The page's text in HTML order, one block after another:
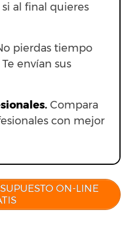
al final quieres
pierdas tiempo
envían sus
Compara
con mejor
ON-LINE